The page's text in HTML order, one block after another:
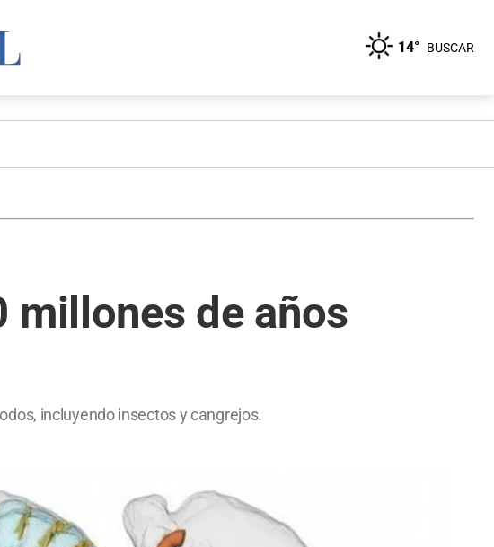
14° BUSCAR
millones de años
incluyendo insectos y cangrejos.